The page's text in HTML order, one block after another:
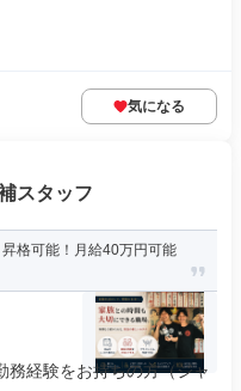
気になる
スタッフ
格可能！月給40万円可能
務経験をお持ちの方（ジャ